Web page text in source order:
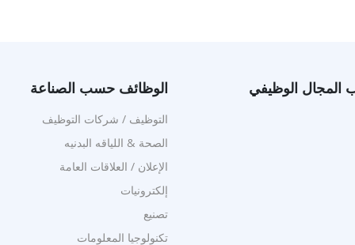
الوظيفي الوظائف حسب الصناعة
التوظيف / شركات التوظيف
الصحة & اللياقه البدنيه
الإعلان / العلاقات العامة
إلكترونيات
تصنيع
تكنولوجيا المعلومات